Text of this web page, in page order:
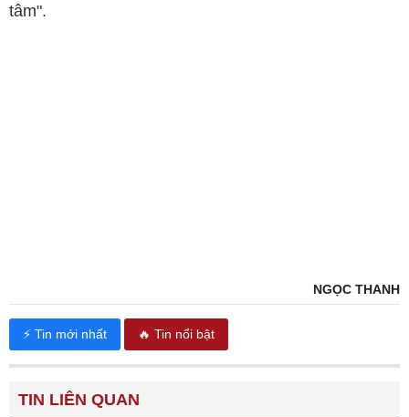
tâm".
NGỌC THANH
⚡ Tin mới nhất 🔥 Tin nổi bật
TIN LIÊN QUAN